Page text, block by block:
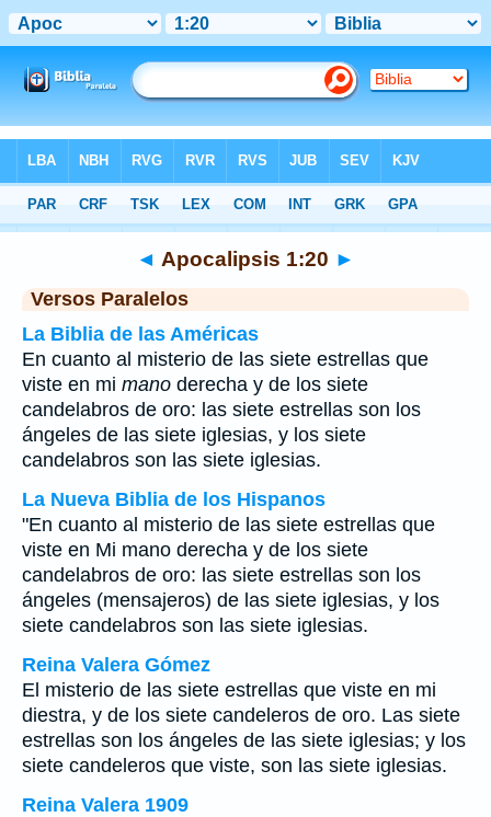
>Apocalipsis >Capítulo 1 > Verso 20
◄ Apocalipsis 1:20 ►
Versos Paralelos
La Biblia de las Américas
En cuanto al misterio de las siete estrellas que
viste en mi mano derecha y de los siete
candelabros de oro: las siete estrellas son los
ángeles de las siete iglesias, y los siete
candelabros son las siete iglesias.
La Nueva Biblia de los Hispanos
"En cuanto al misterio de las siete estrellas que
viste en Mi mano derecha y de los siete
candelabros de oro: las siete estrellas son los
ángeles (mensajeros) de las siete iglesias, y los
siete candelabros son las siete iglesias.
Reina Valera Gómez
El misterio de las siete estrellas que viste en mi
diestra, y de los siete candeleros de oro. Las siete
estrellas son los ángeles de las siete iglesias; y los
siete candeleros que viste, son las siete iglesias.
Reina Valera 1909